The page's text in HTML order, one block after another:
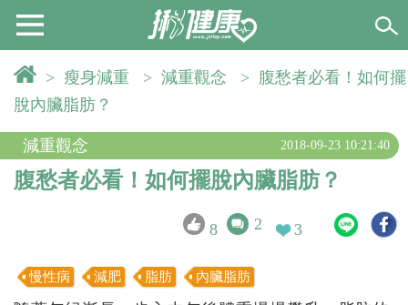
> 瘦身減重 > 減重觀念 > 腹愁者必看！如何擺
脫內臟脂肪？
減重觀念 2018-09-23 10:21:40
腹愁者必看！如何擺脫內臟脂肪？
8 2 3
慢性病 減肥 脂肪 內臟脂肪